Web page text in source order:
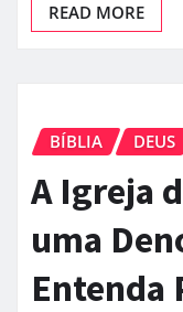
READ MORE
BÍBLIA DEUS
A Igreja
uma
Entenda